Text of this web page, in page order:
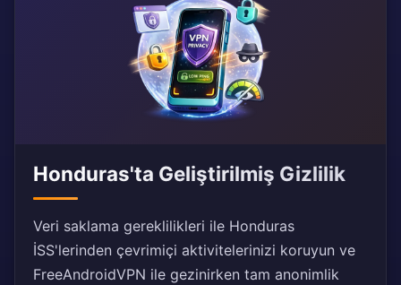
Honduras'ta Geliştirilmiş Gizlilik
Veri saklama gereklilikleri ile Honduras
İSS'lerinden çevrimiçi aktivitelerinizi koruyun ve
FreeAndroidVPN ile gezinirken tam anonimlik